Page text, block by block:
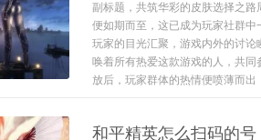
副标题，共筑华彩的皮肤选择之
便如期而至，这已成为玩家社群
玩家的目光汇聚，游戏内外的讨
唤着所有热爱这款游戏的人，共
放后，玩家群体的热情便喷薄而出
和平精英怎么扫码的